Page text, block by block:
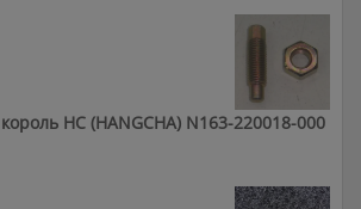
HC (HANGCHA) N163-220018-000